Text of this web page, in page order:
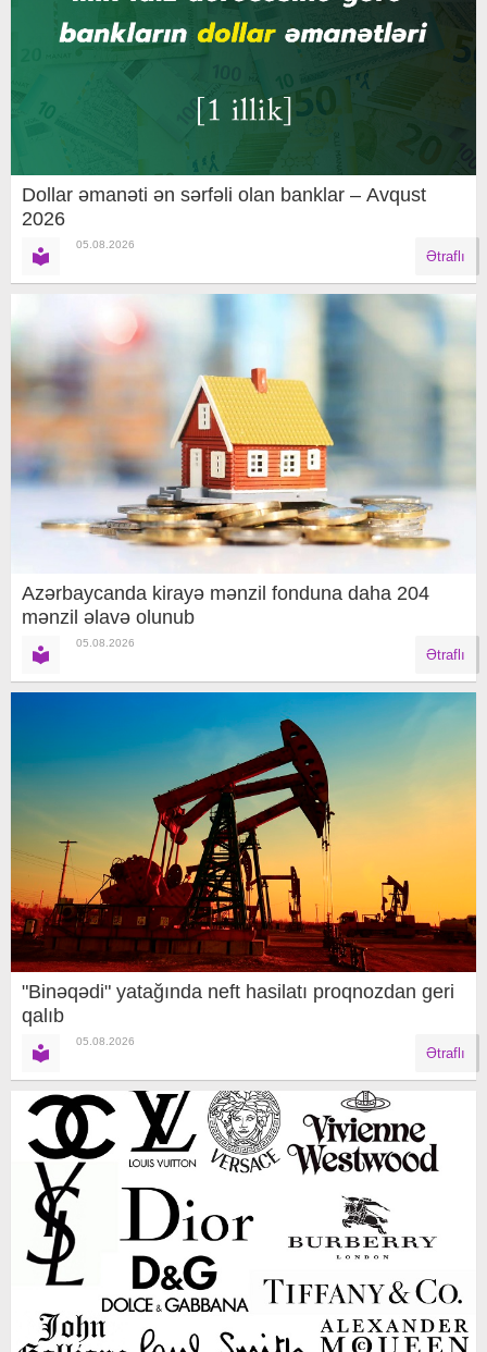
Dollar əmanəti ən sərfəli olan banklar – Avqust
2026
05.08.2026
Ətraflı
Azərbaycanda kirayə mənzil fonduna daha 204
mənzil əlavə olunub
05.08.2026
Ətraflı
"Binəqədi" yatağında neft hasilatı proqnozdan geri
qalıb
05.08.2026
Ətraflı